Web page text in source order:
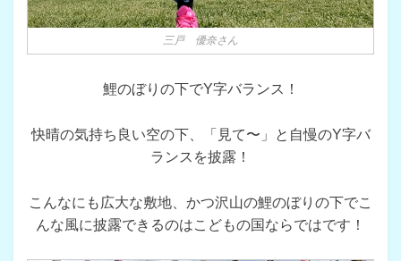
三戸 優奈さん
鯉のぼりの下でY字バランス！
快晴の気持ち良い空の下、「見て〜」と自慢のY字バ
ランスを披露！
こんなにも広大な敷地、かつ沢山の鯉のぼりの下でこ
んな風に披露できるのはこどもの国ならではです！